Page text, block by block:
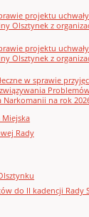
projektu
Olsztynek z
projektu
Olsztynek z
w sprawie
Narkomanii na rok
Miejska
Rady
do II kadencji Rady